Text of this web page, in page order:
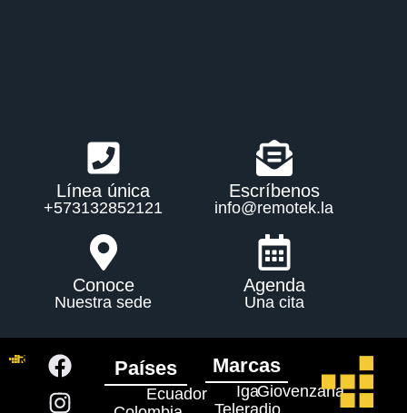
Línea única
+573132852121
Escríbenos
info@remotek.la
Conoce
Nuestra sede
Agenda
Una cita
Países
Ecuador
Marcas
Teleradio
IgaGiovenzana